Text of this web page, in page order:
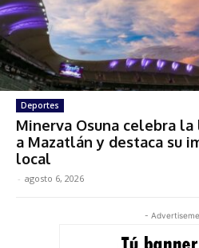
Deportes
Minerva Osuna celebra
a Mazatlán y destaca su
local
- agosto 6, 2026
-